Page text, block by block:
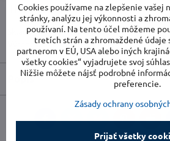
Doručenia
Skladové číslo:TR1105000001
Výrobca:TROTEC
Popis
FacebookTwitterBlueskyPinterest
Cookies používame na zlepšenie
stránky, analýzu jej výkonnosti a
používaní. Na tento účel môžeme
tretích strán a zhromaždené údaje
partnerom v EÚ, USA alebo iných
všetky cookies“ vyjadrujete svoj
Nižšie môžete nájsť podrobné
preferencie.
Zásady ochrany
Prijať všetky